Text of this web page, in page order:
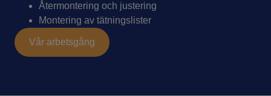
Återmontering och justering
Montering av tätningslister
Vår arbetsgång